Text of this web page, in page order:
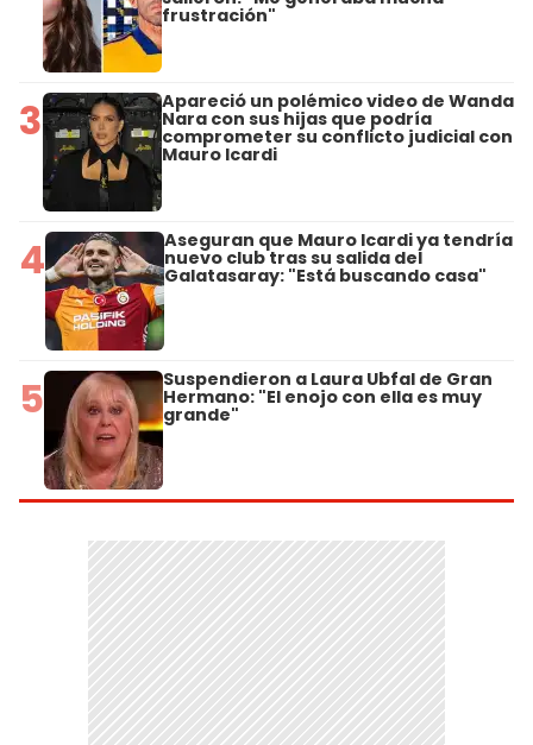
frustración"
3 Apareció un polémico video de Wanda
Nara con sus hijas que podría
comprometer su conflicto judicial con
Mauro Icardi
4 Aseguran que Mauro Icardi ya tendría
nuevo club tras su salida del
Galatasaray: "Está buscando casa"
5 Suspendieron a Laura Ubfal de Gran
Hermano: "El enojo con ella es muy
grande"